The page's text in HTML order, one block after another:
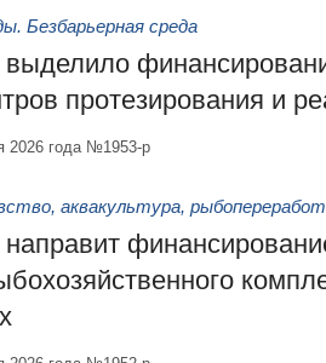
Безбарьерная среда
выделило
протезирования и
2026 года №1953-р
аквакультура,
направит